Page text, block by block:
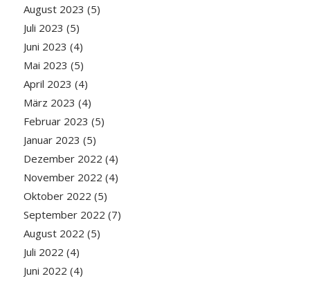
August 2023 (5)
Juli 2023 (5)
Juni 2023 (4)
Mai 2023 (5)
April 2023 (4)
März 2023 (4)
Februar 2023 (5)
Januar 2023 (5)
Dezember 2022 (4)
November 2022 (4)
Oktober 2022 (5)
September 2022 (7)
August 2022 (5)
Juli 2022 (4)
Juni 2022 (4)